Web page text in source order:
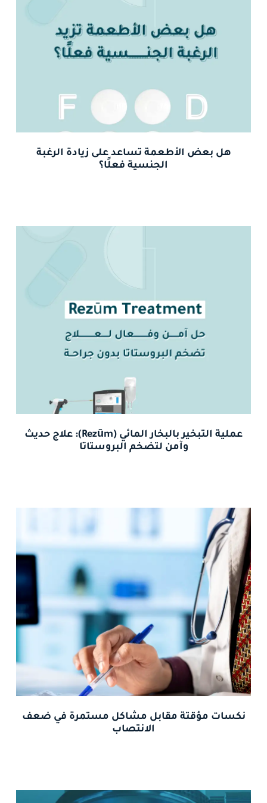
هل بعض الأطعمة تساعد على زيادة الرغبة
الجنسية فعلًا؟
عملية التبخير بالبخار المائي (Rezūm): علاج حديث
وآمن لتضخم البروستاتا
نكسات مؤقتة مقابل مشاكل مستمرة في ضعف
الانتصاب